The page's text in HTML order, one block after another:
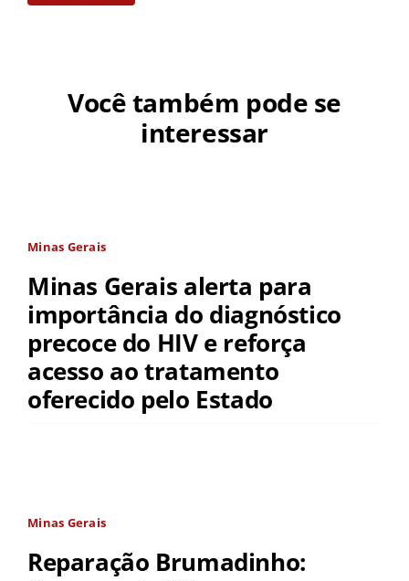
Você também pode se
interessar
Minas Gerais
Minas Gerais alerta para
importância do diagnóstico
precoce do HIV e reforça
acesso ao tratamento
oferecido pelo Estado
Minas Gerais
Reparação Brumadinho: